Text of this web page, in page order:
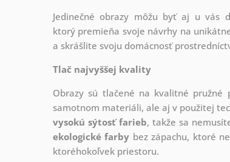
Jedinečné obrazy môžu byť aj u vás
ktorý premieňa svoje návrhy na
a skrášlite svoju domácnosť
Tlač najvyššej kvality
Obrazy sú tlačené na kvalitné
samotnom materiáli, ale aj v použitej
vysokú sýtosť farieb, takže sa
ekologické farby bez zápachu, ktoré
ktoréhokoľvek priestoru.